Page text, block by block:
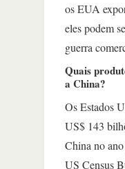
os EUA
eles podem
guerra
Quais
a China?
Os Estados
US$ 143
China no
US Census